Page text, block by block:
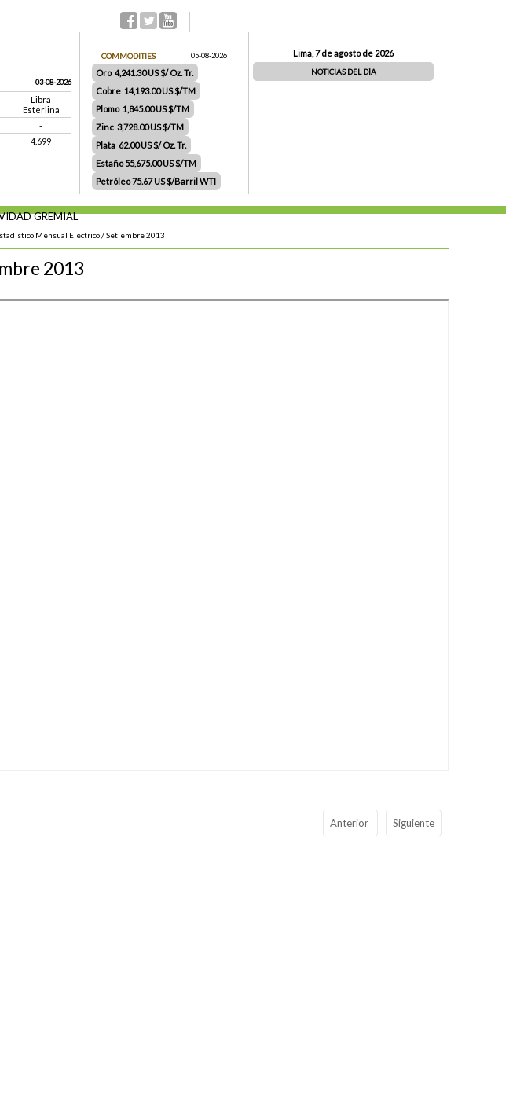
03-08-2026
Libra
Esterlina
-
4.699
COMMODITIES 05-08-2026
Oro 4,241.30 US $/ Oz. Tr.
Cobre 14,193.00 US $/TM
Plomo 1,845.00 US $/TM
Zinc 3,728.00 US $/TM
Plata 62.00 US $/ Oz. Tr.
Estaño 55,675.00 US $/TM
Petróleo 75.67 US $/Barril WTI
Lima, 7 de agosto de 2026
NOTICIAS DEL DÍA
GREMIAL
Mensual Eléctrico / Setiembre 2013
2013
Anterior Siguiente